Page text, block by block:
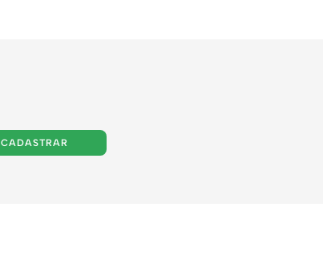
CADASTRAR